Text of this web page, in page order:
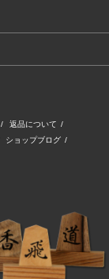
/ 返品について /
ショップブログ /